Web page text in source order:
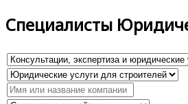
Специалисты